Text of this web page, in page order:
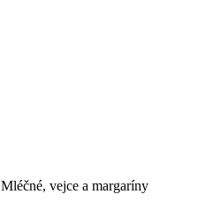
Mléčné, vejce a margaríny